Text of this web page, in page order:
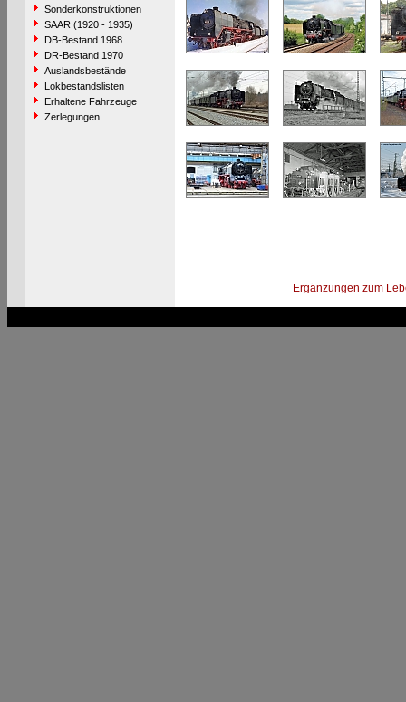
Sonderkonstruktionen
SAAR (1920 - 1935)
DB-Bestand 1968
DR-Bestand 1970
Auslandsbestände
Lokbestandslisten
Erhaltene Fahrzeuge
Zerlegungen
Ergänzungen zum